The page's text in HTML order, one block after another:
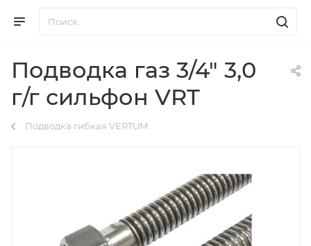
Подводка газ 3/4" 3,0
г/г сильфон VRT
Подводка гибкая VERTUM